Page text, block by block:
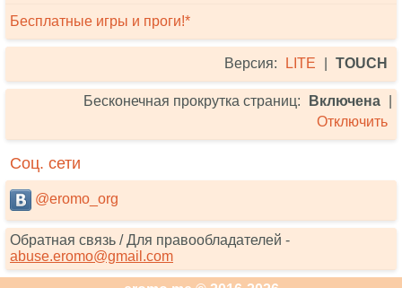
Бесплатные игры и проги!*
Версия: LITE TOUCH
Бесконечная прокрутка страниц: Включена
Отключить
Соц. сети
@eromo_org
Обратная связь / Для правообладателей -
abuse.eromo@gmail.com